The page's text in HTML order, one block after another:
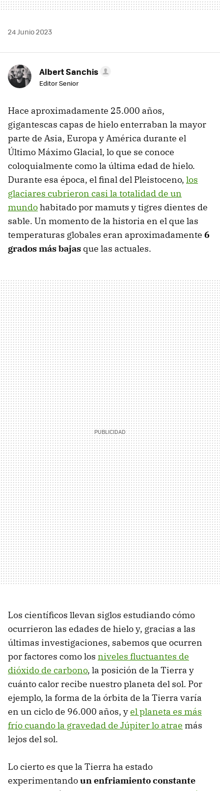
24 Junio 2023
Albert Sanchis
Editor Senior
Hace aproximadamente 25.000 años,
gigantescas capas de hielo enterraban la mayor
parte de Asia, Europa y América durante el
Último Máximo Glacial, lo que se conoce
coloquialmente como la última edad de hielo.
Durante esa época, el final del Pleistoceno, los
glaciares cubrieron casi la totalidad de un
mundohabitado por mamuts y tigres dientes de
sable. Un momento de la historia en el que las
temperaturas globales eran aproximadamente 6
grados más bajas que las actuales.
Los científicos llevan siglos estudiando cómo
ocurrieron las edades de hielo y, gracias a las
últimas investigaciones, sabemos que ocurren
por factores como los niveles fluctuantes de
dióxido de carbono, la posición de la Tierra y
cuánto calor recibe nuestro planeta del sol. Por
ejemplo, la forma de la órbita de la Tierra varía
en un ciclo de 96.000 años, yel planeta es más
frío cuando la gravedad de Júpiter lo atrae más
lejos del sol.
Lo cierto es que la Tierra ha estado
experimentandoun enfriamiento constante